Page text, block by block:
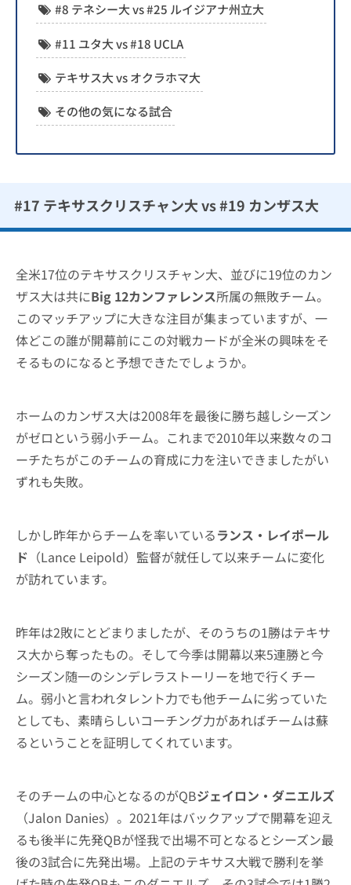
#8 テネシー大 vs #25 ルイジアナ州立大
#11 ユタ大 vs #18 UCLA
テキサス大 vs オクラホマ大
その他の気になる試合
#17 テキサスクリスチャン大 vs #19 カンザス大
全米17位のテキサスクリスチャン大、並びに19位のカン
ザス大は共にBig 12カンファレンス所属の無敗チーム。
このマッチアップに大きな注目が集まっていますが、一
体どこの誰が開幕前にこの対戦カードが全米の興味をそ
そるものになると予想できたでしょうか。
ホームのカンザス大は2008年を最後に勝ち越しシーズン
がゼロという弱小チーム。これまで2010年以来数々のコ
ーチたちがこのチームの育成に力を注いできましたがい
ずれも失敗。
しかし昨年からチームを率いているランス・レイポール
ド （Lance Leipold）監督が就任して以来チームに変化
が訪れています。
昨年は2敗にとどまりましたが、そのうちの1勝はテキサ
ス大から奪ったもの。そして今季は開幕以来5連勝と今
シーズン随一のシンデレラストーリーを地で行くチー
ム。弱小と言われタレント力でも他チームに劣っていた
としても、素晴らしいコーチング力があればチームは蘇
るということを証明してくれています。
そのチームの中心となるのがQBジェイロン・ダニエルズ
（Jalon Danies）。2021年はバックアップで開幕を迎え
るも後半に先発QBが怪我で出場不可となるとシーズン最
後の3試合に先発出場。上記のテキサス大戦で勝利を挙